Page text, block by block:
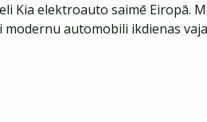
Kia elektroauto saimē Eiropā.
automobili ikdienas